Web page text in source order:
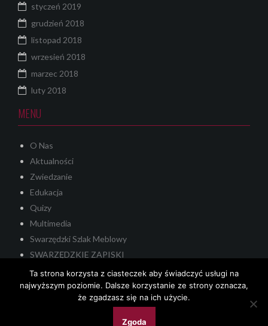
styczeń 2019
grudzień 2018
listopad 2018
wrzesień 2018
marzec 2018
luty 2018
MENU
O Nas
Aktualności
Zwiedzanie
Edukacja
Quizy
Multimedia
Swarzędzki Szlak Meblowy
SWARZĘDZKIE ZAPISKI
Quest
KONTAKT
Ta strona korzysta z ciasteczek aby świadczyć usługi na
najwyższym poziomie. Dalsze korzystanie ze strony oznacza,
że zgadzasz się na ich użycie.
Zgoda